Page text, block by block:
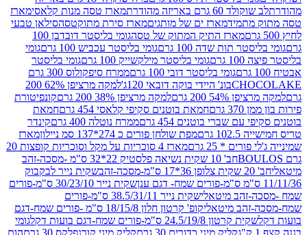
60 גרם באריזה מהודרת
מארז טסה מנות קלאסי מארז
מארז ים של מותגיםמארז סירת מתוקטסהסילאן טבעי
מארז התיק המתוק של טסה
גומי בליסטר דובדבן 100
תות שדה 100 גרם
גומי בליסטר עכביש 100 גרם
גומי
גרם
גומי בליסטר מילקשייק 100 גרם
גומי בליסטר
גומי בליסטר דובי 100 גרם
ממרח סיפקולוס 300 גרם
בונ' היידי בוקה דובאי 120ג'
למקה מרציפן 62% 200
200 גרם
למקה מרציפן 38% 200 גרם
קונפיטורת
גרם
חמאת בוטנים סקיפי קלאסי 454 גרם
חמאת
עם שברי בוטנים 454 גרם
ממרח נוטלה 400 גרם
קינדר
גרם
מפת שולחן פורים כ 274*137 סמ ניילון
מארז
* 25 גרם
מארז 4 סוכריות על מקל וסוכריות קופצות 20
חב' 10 שקית נשיאה פלסטיק 22*32 ס"מ -מסכה-זהב
שקית נייר לבקבוק
שקית נייר 30/23/10 ס"מ-פורים
זהב מיטאלי
שקית נייר 38.5/31/11 ס"מ-פורים
מיטאלי
קופ' קרטון חלון 18/15/8 ס"מ -פורים שמח-דגם
שקית קרטון 24.5/19/8 ס"מ-פורים שמח-דגם בועות דקל
גומי
קליק מיני כדורים 30 גרם
קליק מיני קורנפלקס 30 גרם
הום